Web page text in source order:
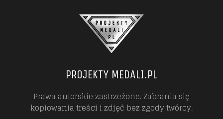
PROJEKTY MEDALI.PL
Prawa autorskie zastrzeżone. Zabrania się
kopiowania treści i zdjęć bez zgody twórcy.